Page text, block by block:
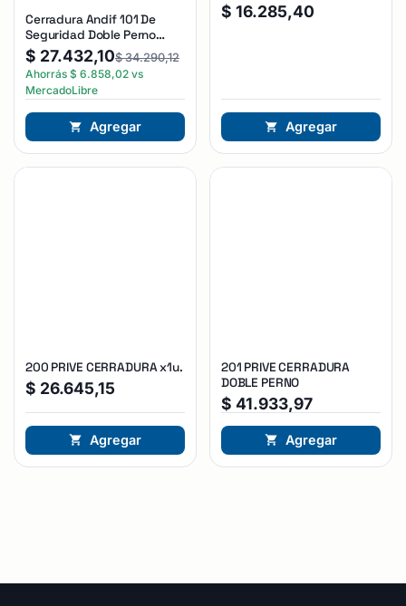
Cerradura Andif 101 De
Seguridad Doble Perno
Reforzada Plateado
$ 27.432,10$34.290,12
Ahorrás $ 6.858,02 vs
MercadoLibre
Agregar
$ 16.285,40
Agregar
200 PRIVE CERRADURA x1u.
$ 26.645,15
Agregar
201 PRIVE CERRADURA
DOBLE PERNO
$ 41.933,97
Agregar